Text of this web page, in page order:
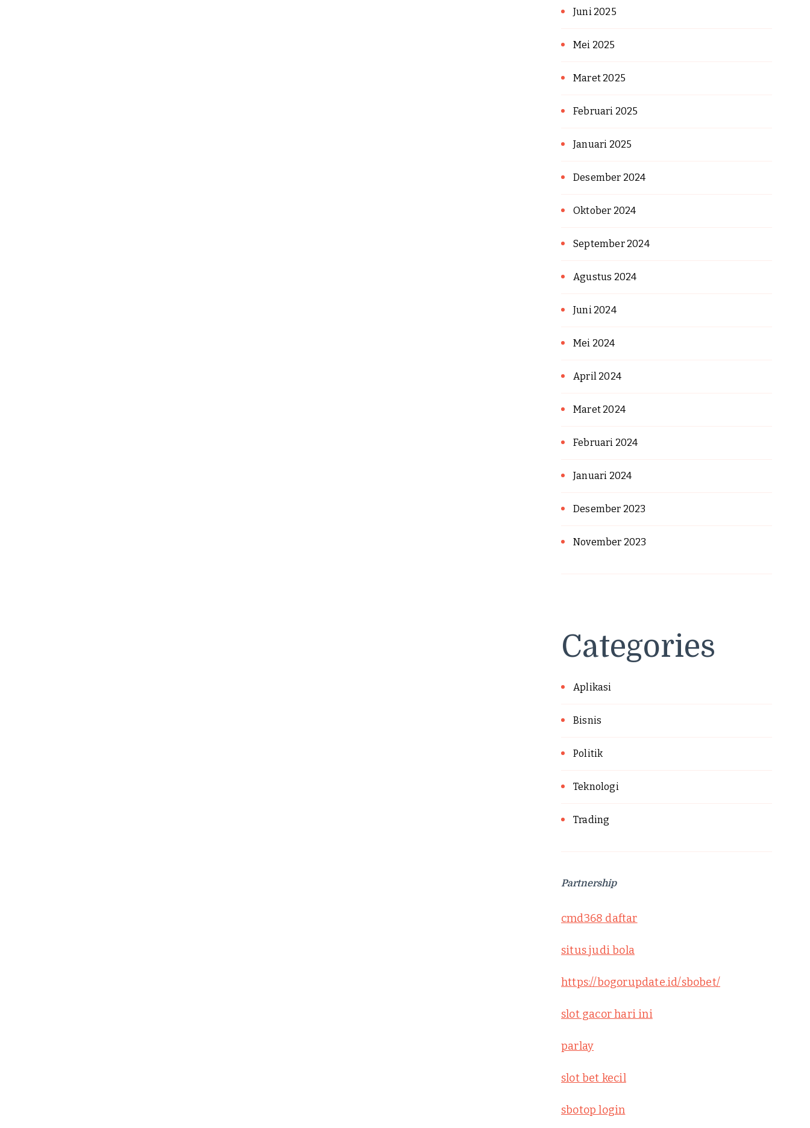
Juni 2025
Mei 2025
Maret 2025
Februari 2025
Januari 2025
Desember 2024
Oktober 2024
September 2024
Agustus 2024
Juni 2024
Mei 2024
April 2024
Maret 2024
Februari 2024
Januari 2024
Desember 2023
November 2023
Categories
Aplikasi
Bisnis
Politik
Teknologi
Trading
Partnership
cmd368 daftar
situs judi bola
https://bogorupdate.id/sbobet/
slot gacor hari ini
parlay
slot bet kecil
sbotop login